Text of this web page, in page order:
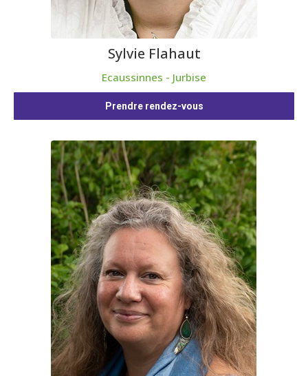
Sylvie Flahaut
Ecaussinnes - Jurbise
Prendre rendez-vous